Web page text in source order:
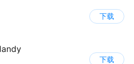
下载
下载